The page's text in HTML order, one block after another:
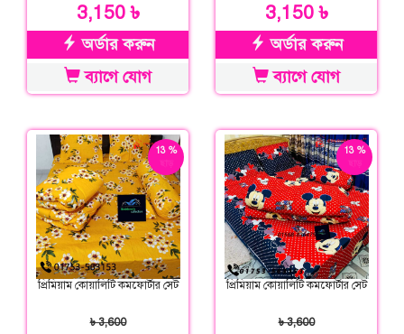
3,150 ৳
অর্ডার করুন
ব্যাগে যোগ
3,150 ৳
অর্ডার করুন
ব্যাগে যোগ
13 %
প্রিমিয়াম কোয়ালিটি কমফোর্টার সেট
৳ 3,600
13 %
প্রিমিয়াম কোয়ালিটি কমফোর্টার সেট
৳ 3,600